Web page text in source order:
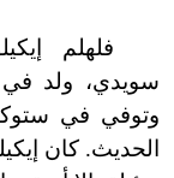
فلهلم
سويدي، ولد في
وتوفي في
الحديث. كان